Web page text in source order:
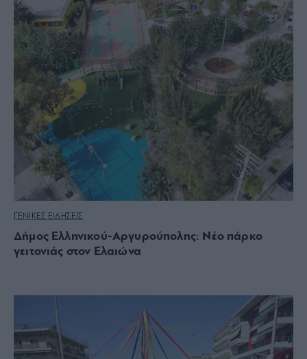
ΓΕΝΙΚΕΣ ΕΙΔΗΣΕΙΣ
Δήμος Ελληνικού-Αργυρούπολης: Νέο πάρκο
γειτονιάς στον Ελαιώνα